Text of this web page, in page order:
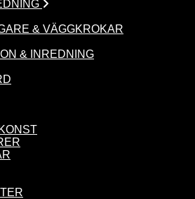
& VÄGGKROKAR
& INREDNING